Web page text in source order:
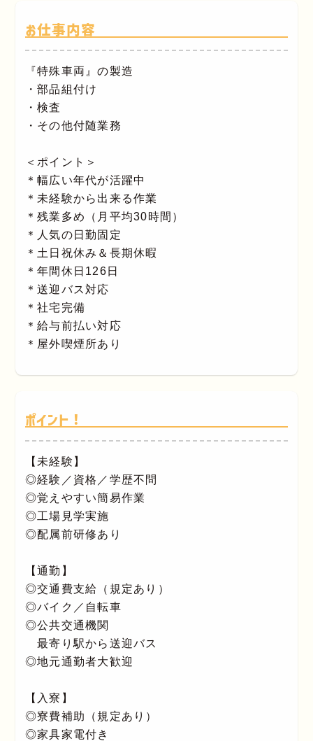
お仕事内容
『特殊車両』の製造
・部品組付け
・検査
・その他付随業務
＜ポイント＞
＊幅広い年代が活躍中
＊未経験から出来る作業
＊残業多め（月平均30時間）
＊人気の日勤固定
＊土日祝休み＆長期休暇
＊年間休日126日
＊送迎バス対応
＊社宅完備
＊給与前払い対応
＊屋外喫煙所あり
ポイント！
【未経験】
◎経験／資格／学歴不問
◎覚えやすい簡易作業
◎工場見学実施
◎配属前研修あり
【通勤】
◎交通費支給（規定あり）
◎バイク／自転車
◎公共交通機関
最寄り駅から送迎バス
◎地元通勤者大歓迎
【入寮】
◎寮費補助（規定あり）
◎家具家電付き